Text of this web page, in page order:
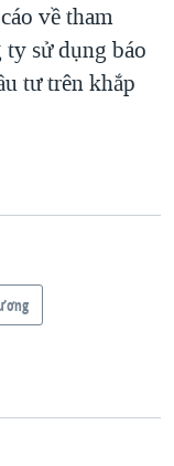
về tham
sử dụng báo
tư trên khắp